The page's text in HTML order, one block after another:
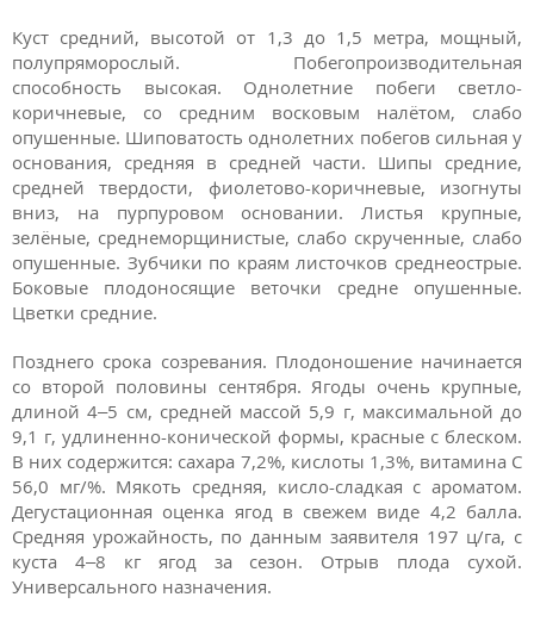
Куст средний, высотой от 1,3 до 1,5 метра, мощный,
полупряморослый. Побегопроизводительная
способность высокая. Однолетние побеги светло-
коричневые, со средним восковым налётом, слабо
опушенные. Шиповатость однолетних побегов сильная у
основания, средняя в средней части. Шипы средние,
средней твердости, фиолетово-коричневые, изогнуты
вниз, на пурпуровом основании. Листья крупные,
зелёные, среднеморщинистые, слабо скрученные, слабо
опушенные. Зубчики по краям листочков среднеострые.
Боковые плодоносящие веточки средне опушенные.
Цветки средние.
Позднего срока созревания. Плодоношение начинается
со второй половины сентября. Ягоды очень крупные,
длиной 4–5 см, средней массой 5,9 г, максимальной до
9,1 г, удлиненно-конической формы, красные с блеском.
В них содержится: сахара 7,2%, кислоты 1,3%, витамина С
56,0 мг/%. Мякоть средняя, кисло-сладкая с ароматом.
Дегустационная оценка ягод в свежем виде 4,2 балла.
Средняя урожайность, по данным заявителя 197 ц/га, с
куста 4–8 кг ягод за сезон. Отрыв плода сухой.
Универсального назначения.